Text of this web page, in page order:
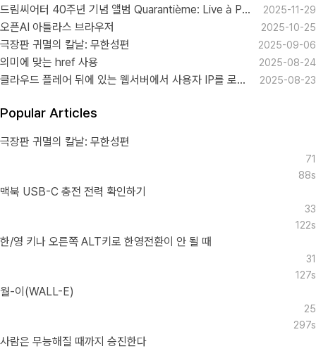
드림씨어터 40주년 기념 앨범 Quarantième: Live à Paris 2025-11-29
오픈AI 아틀라스 브라우저 2025-10-25
극장판 귀멸의 칼날: 무한성편 2025-09-06
의미에 맞는 href 사용 2025-08-24
클라우드 플레어 뒤에 있는 웹서버에서 사용자 IP를 로그로 남기기 2025-08-23
Popular Articles
극장판 귀멸의 칼날: 무한성편
71
88s
맥북 USB-C 충전 전력 확인하기
33
122s
한/영 키나 오른쪽 ALT키로 한영전환이 안 될 때
31
127s
월-이(WALL-E)
25
297s
사람은 무능해질 때까지 승진한다